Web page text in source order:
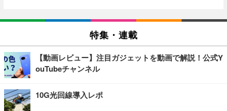
特集・連載
【動画レビュー】注目ガジェットを動画で解説！公式Y
ouTubeチャンネル
10G光回線導入レポ